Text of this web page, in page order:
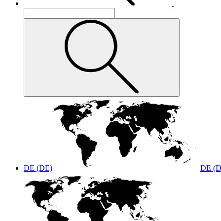
DE (DE) DE